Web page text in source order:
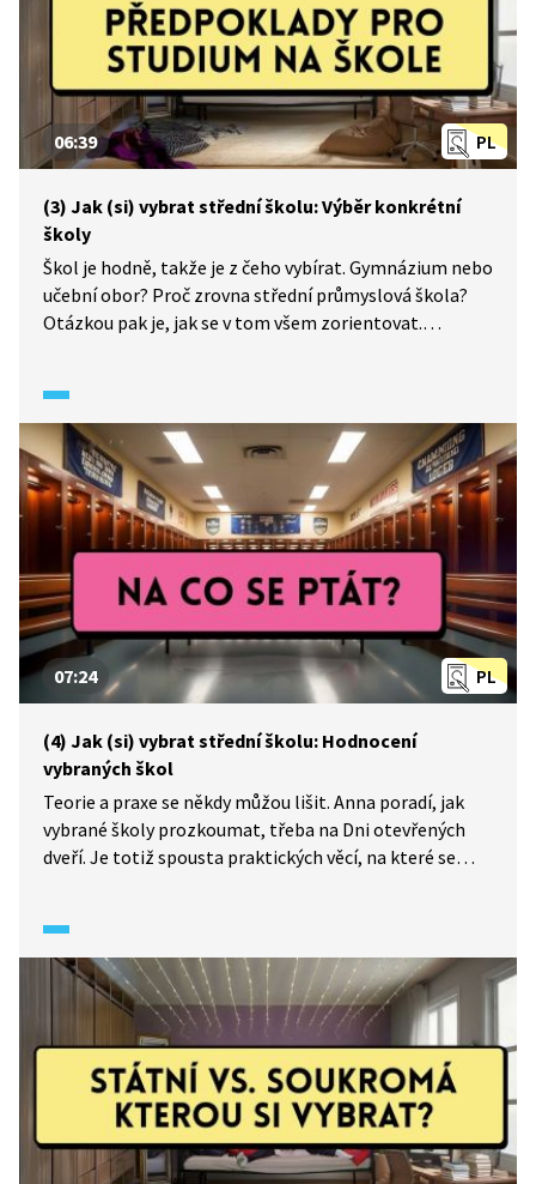
PL
06:39
(3) Jak (si) vybrat střední školu: Výběr konkrétní
školy
Škol je hodně, takže je z čeho vybírat. Gymnázium nebo
učební obor? Proč zrovna střední průmyslová škola?
Otázkou pak je, jak se v tom všem zorientovat.
PL
07:24
(4) Jak (si) vybrat střední školu: Hodnocení
vybraných škol
Teorie a praxe se někdy můžou lišit. Anna poradí, jak
vybrané školy prozkoumat, třeba na Dni otevřených
dveří. Je totiž spousta praktických věcí, na které se